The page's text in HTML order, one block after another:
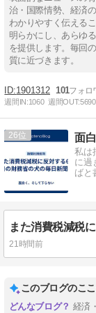
治・国際情勢、経済
わかりやすく伝える
明らかにし、あらゆ
を提供します。毎回
質に近づきます。
1901312 101
週間IN:1060 週間OUT:5690
26 面
私は
に過
ばと
21時間前
このブログのこ
経済